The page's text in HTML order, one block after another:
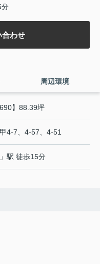
分
わせ
周辺環境
】88.39坪
甲4-7、4-57、4-51
」駅 徒歩15分